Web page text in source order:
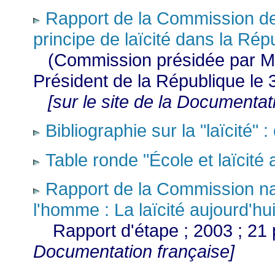
Rapport de la Commission
principe de laïcité dans la
(Commission présidée par
Président de la République le
[sur le site de la
Bibliographie sur la "laïcité"
Table ronde "École et laïcité
Rapport de la Commission
l'homme : La laïcité aujourd'hui
Rapport d'étape ; 2003 ;
Documentation française]